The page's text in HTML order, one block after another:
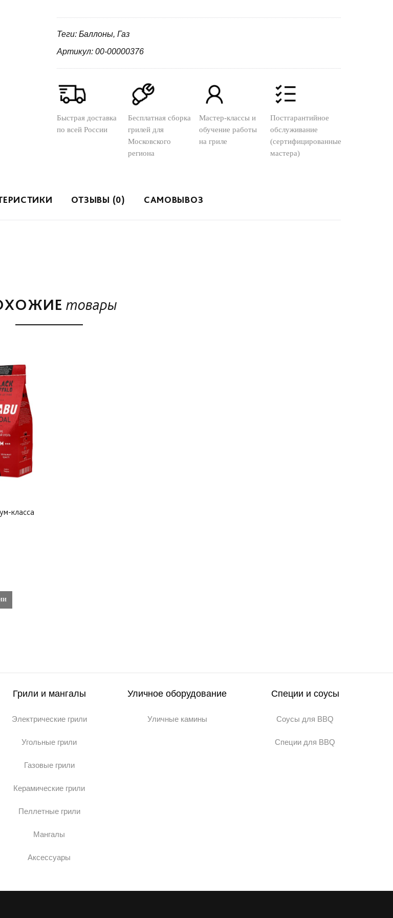
Теги: Баллоны, Газ
Артикул: 00-00000376
Быстрая доставка
по всей России
Бесплатная сборка
грилей для
Московского
региона
Мастер-классы и
обучение работы
на гриле
Постгарантийное
обслуживание
(сертифицированные
мастера)
ОТЗЫВЫ (0) САМОВЫВОЗ
товары
класса
Грили и мангалы
Электрические грили
Угольные грили
Газовые грили
Керамические грили
Пеллетные грили
Мангалы
Аксессуары
Уличное оборудование
Уличные камины
Специи и соусы
Соусы для BBQ
Специи для BBQ